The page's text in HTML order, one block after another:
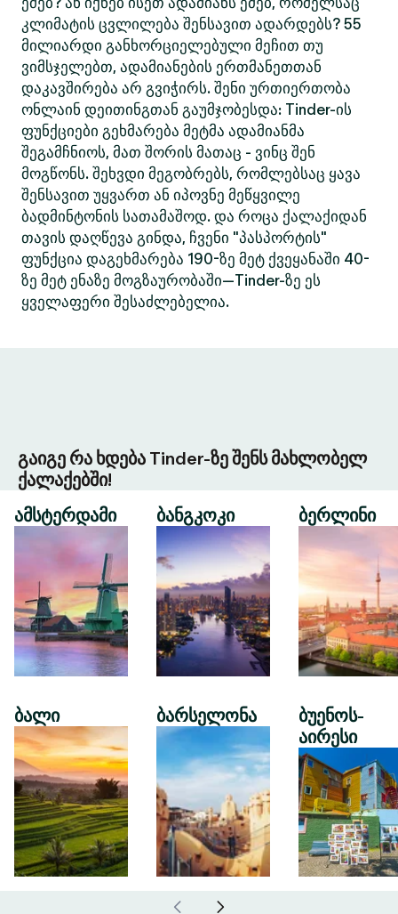
კლიმატის ცვლილება შენსავით ადარდებს? 55
მილიარდი განხორციელებული მეჩით თუ
ვიმსჯელებთ, ადამიანების ერთმანეთთან
დაკავშირება არ გვიჭირს. შენი ურთიერთობა
ონლაინ დეითინგთან გაუმჯობესდა: Tinder-ის
ფუნქციები გეხმარება მეტმა ადამიანმა
შეგამჩნიოს, მათ შორის მათაც - ვინც შენ
მოგწონს. შეხვდი მეგობრებს, რომლებსაც ყავა
შენსავით უყვართ ან იპოვნე მეწყვილე
ბადმინტონის სათამაშოდ. და როცა ქალაქიდან
თავის დაღწევა გინდა, ჩვენი "პასპორტის"
ფუნქცია დაგეხმარება 190-ზე მეტ ქვეყანაში 40-
ზე მეტ ენაზე მოგზაურობაში—Tinder-ზე ეს
ყველაფერი შესაძლებელია.
გაიგე რა ხდება Tinder-ზე შენს მახლობელ
ქალაქებში!
ამსტერდამი
ბალი
ბანგკოკი
ბარსელონა
ბერლინი
ბუენოს-
აირესი